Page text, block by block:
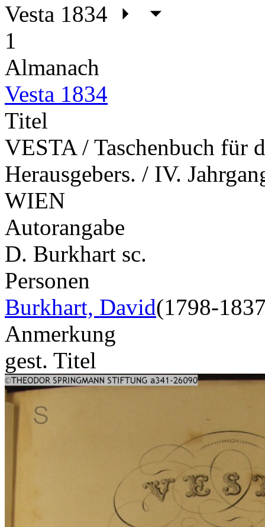
Vesta 1834
1
Almanach
Vesta 1834
Titel
VESTA / Taschenbuch für
Herausgebers. / IV.
WIEN
Autorangabe
D. Burkhart sc.
Personen
Burkhart, David(1798-
Anmerkung
gest. Titel